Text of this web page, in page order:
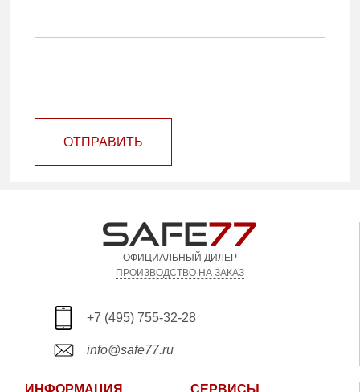
ОТПРАВИТЬ
ОФИЦИАЛЬНЫЙ ДИЛЕР
ПРОИЗВОДСТВО НА ЗАКАЗ
+7 (495) 755-32-28
info@safe77.ru
ИНФОРМАЦИЯ СЕРВИСЫ